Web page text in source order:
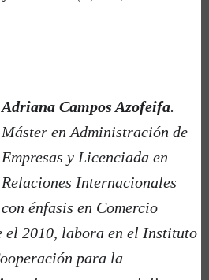
Adriana Campos Azofeifa.
Máster en Administración de
Empresas y Licenciada en
Relaciones Internacionales
con énfasis en Comercio
el 2010, labora en el Instituto
para la